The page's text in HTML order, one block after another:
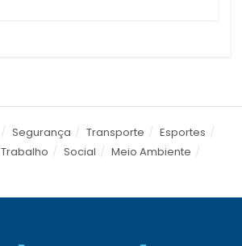
Segurança Transporte
Esportes
Trabalho Social
Meio Ambiente